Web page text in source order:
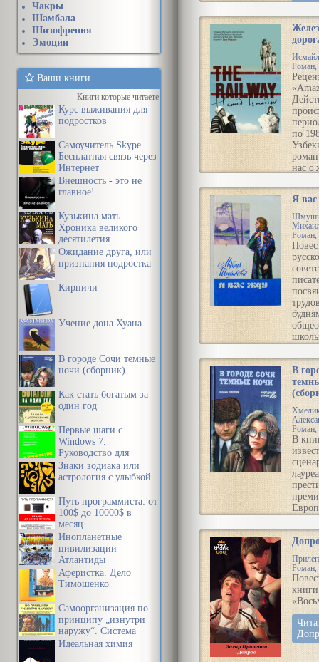
Чакры
Шамбала
Шизофрения
Эмоции
Ваши книги
Книги которые читаете
Курс выживания для
подростков
Самоучитель Skype.
Бесплатная связь через
Интернет
Внешность - это не
главное!
Кузькина мать.
Хроника великого
десятилетия
Ожидание друга, или
признания подростка
Кирпичи
Учение дона Хуана
В городе Сочи темные
ночи (сборник)
Как стать богатым за
один год
Первые шаги с
Windows 7.
Руководство для
начинающих
Знаки зодиака или
астрология с улыбкой
Путь программиста: от
100$ до 10000$ в
месяц
Инопланетные
цивилизации
Атлантиды
Аферистка. Дело
Тимошенко
Самоорганизация по
принципу „изнутри
наружу“. Система
эффективной
Идеальная химия
Роман,
по
нас с
на
пути.
и
отец
Я
Роман,
дела,
В
взять
жду
В
Роман,
В
Вера»
1988
—
Роман,
книги